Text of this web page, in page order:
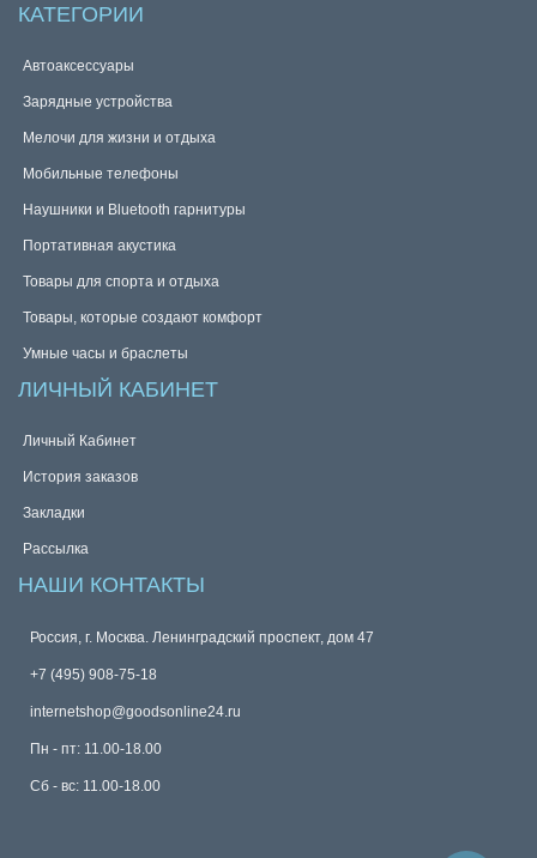
КАТЕГОРИИ
Автоаксессуары
Зарядные устройства
Мелочи для жизни и отдыха
Мобильные телефоны
Наушники и Bluetooth гарнитуры
Портативная акустика
Товары для спорта и отдыха
Товары, которые создают комфорт
Умные часы и браслеты
ЛИЧНЫЙ КАБИНЕТ
Личный Кабинет
История заказов
Закладки
Рассылка
НАШИ КОНТАКТЫ
Россия, г. Москва. Ленинградский проспект, дом 47
+7 (495) 908-75-18
internetshop@goodsonline24.ru
Пн - пт: 11.00-18.00
Сб - вс: 11.00-18.00